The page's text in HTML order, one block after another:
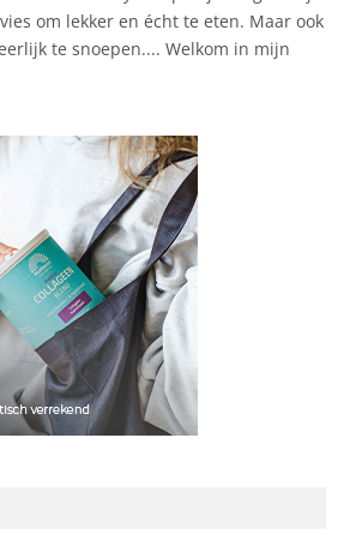
om lekker en écht te eten. Maar ook
te snoepen.... Welkom in mijn